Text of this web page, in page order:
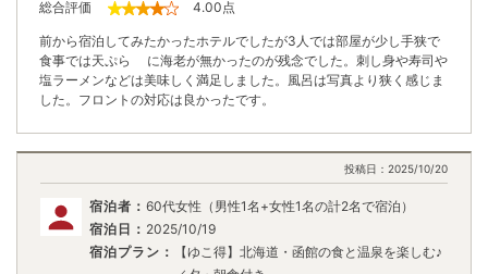
総合評価 4.00点
前から宿泊してみたかったホテルでしたが3人では部屋が少し手狭で
食事では天ぷら に海老が無かったのが残念でした。刺し身や寿司や
塩ラーメンなどは美味しく満足しました。風呂は写真より狭く感じま
した。フロントの対応は良かったです。
投稿日： 2025/10/20
宿泊者： 60代女性（男性1名+女性1名の計2名で宿泊）
宿泊日： 2025/10/19
宿泊プラン：
【ゆこ得】北海道・函館の食と温泉を楽しむ♪